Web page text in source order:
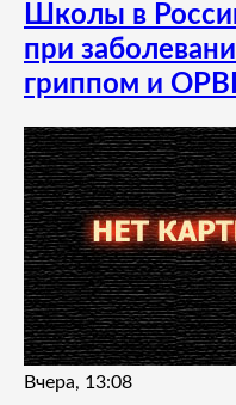
Школы в
при
гриппом и
Вчера, 13:08